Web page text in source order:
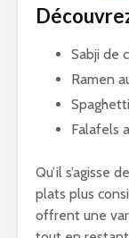
Sabji de
Ramen
Falafels
Qu’il s’agisse
plats plus
offrent une